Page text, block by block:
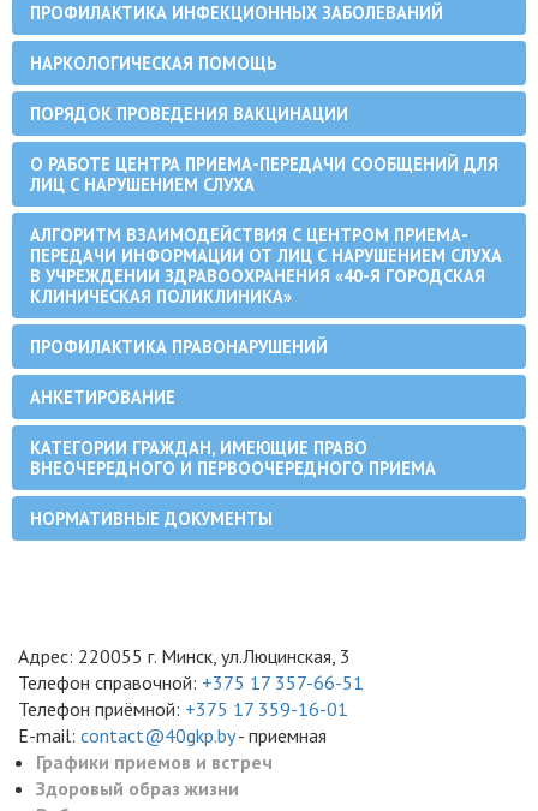
ПРОФИЛАКТИКА ИНФЕКЦИОННЫХ ЗАБОЛЕВАНИЙ
НАРКОЛОГИЧЕСКАЯ ПОМОЩЬ
ПОРЯДОК ПРОВЕДЕНИЯ ВАКЦИНАЦИИ
О РАБОТЕ ЦЕНТРА ПРИЕМА-ПЕРЕДАЧИ СООБЩЕНИЙ ДЛЯ
ЛИЦ С НАРУШЕНИЕМ СЛУХА
АЛГОРИТМ ВЗАИМОДЕЙСТВИЯ С ЦЕНТРОМ ПРИЕМА-
ПЕРЕДАЧИ ИНФОРМАЦИИ ОТ ЛИЦ С НАРУШЕНИЕМ СЛУХА
В УЧРЕЖДЕНИИ ЗДРАВООХРАНЕНИЯ «40-Я ГОРОДСКАЯ
КЛИНИЧЕСКАЯ ПОЛИКЛИНИКА»
ПРОФИЛАКТИКА ПРАВОНАРУШЕНИЙ
АНКЕТИРОВАНИЕ
КАТЕГОРИИ ГРАЖДАН, ИМЕЮЩИЕ ПРАВО
ВНЕОЧЕРЕДНОГО И ПЕРВООЧЕРЕДНОГО ПРИЕМА
НОРМАТИВНЫЕ ДОКУМЕНТЫ
Адрес: 220055 г. Минск, ул.Люцинская, 3
Телефон справочной: +375 17 357-66-51
Телефон приёмной: +375 17 359-16-01
E-mail: contact@40gkp.by- приемная
Графики приемов и встреч
Здоровый образ жизни